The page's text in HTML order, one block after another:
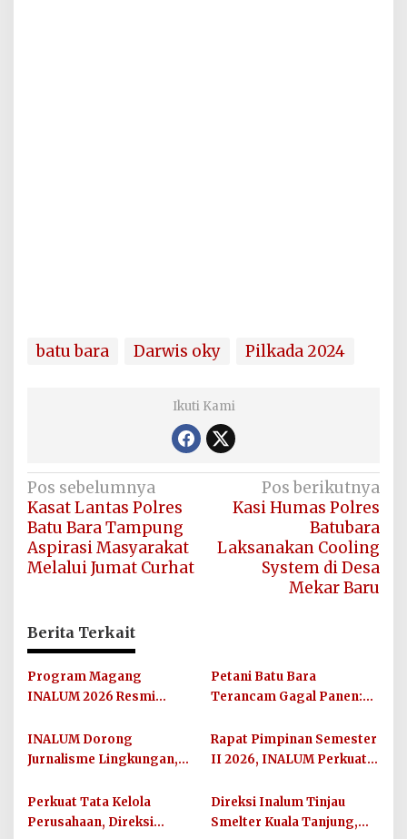
batu bara Darwis oky Pilkada 2024
Ikuti Kami
Navigasi
pos
Pos sebelumnya
Kasat Lantas Polres
Batu Bara Tampung
Aspirasi Masyarakat
Melalui Jumat Curhat
Pos berikutnya
Kasi Humas Polres
Batubara
Laksanakan Cooling
System di Desa
Mekar Baru
Berita Terkait
Program Magang
INALUM 2026 Resmi
Muda Hadapi Dunia Kerja
Petani Batu Bara
Terancam Gagal Panen:
Digondol Pencuri
INALUM Dorong
Jurnalisme Lingkungan,
Lahirkan 65 Karya
Konservasi
Rapat Pimpinan Semester
II 2026, INALUM Perkuat
Perusahaan
Perkuat Tata Kelola
Perusahaan, Direksi
Direksi Inalum Tinjau
Smelter Kuala Tanjung,